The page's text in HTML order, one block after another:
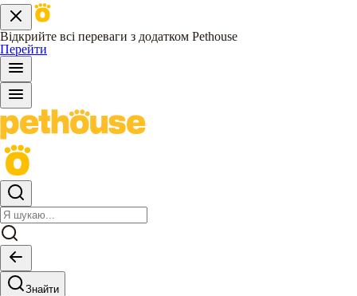
Відкрийте всі переваги з додатком Pethouse
Перейти
Знайти